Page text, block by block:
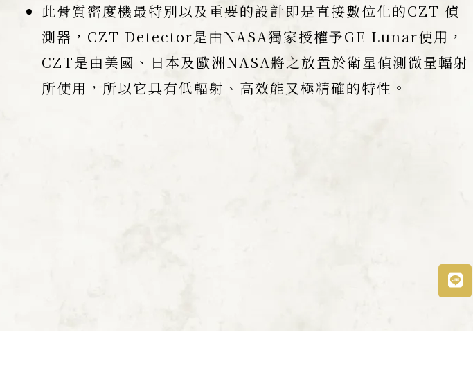
此骨質密度機最特別以及重要的設計即是直接數位化的CZT 偵
測器，CZT Detector是由NASA獨家授權予GE Lunar使用，
CZT是由美國、日本及歐洲NASA將之放置於衛星偵測微量輻射
所使用，所以它具有低輻射、高效能又極精確的特性。